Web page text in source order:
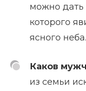
можно
которого
ясного неба.
Каков
из семьи